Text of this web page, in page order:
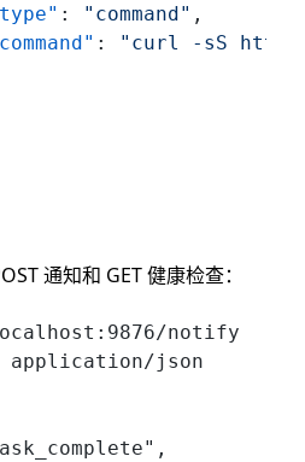
: "command" ,
: "curl -sS
通知和 GET 健康检查：
notify
application/json